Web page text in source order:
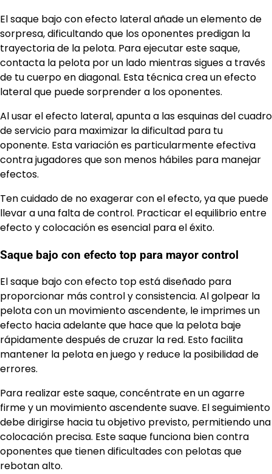
El saque bajo con efecto lateral añade un elemento de
sorpresa, dificultando que los oponentes predigan la
trayectoria de la pelota. Para ejecutar este saque,
contacta la pelota por un lado mientras sigues a través
de tu cuerpo en diagonal. Esta técnica crea un efecto
lateral que puede sorprender a los oponentes.
Al usar el efecto lateral, apunta a las esquinas del cuadro
de servicio para maximizar la dificultad para tu
oponente. Esta variación es particularmente efectiva
contra jugadores que son menos hábiles para manejar
efectos.
Ten cuidado de no exagerar con el efecto, ya que puede
llevar a una falta de control. Practicar el equilibrio entre
efecto y colocación es esencial para el éxito.
Saque bajo con efecto top para mayor control
El saque bajo con efecto top está diseñado para
proporcionar más control y consistencia. Al golpear la
pelota con un movimiento ascendente, le imprimes un
efecto hacia adelante que hace que la pelota baje
rápidamente después de cruzar la red. Esto facilita
mantener la pelota en juego y reduce la posibilidad de
errores.
Para realizar este saque, concéntrate en un agarre
firme y un movimiento ascendente suave. El seguimiento
debe dirigirse hacia tu objetivo previsto, permitiendo una
colocación precisa. Este saque funciona bien contra
oponentes que tienen dificultades con pelotas que
rebotan alto.